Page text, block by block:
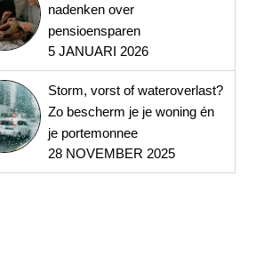
nadenken over
pensioensparen
5 JANUARI 2026
Storm, vorst of wateroverlast?
Zo bescherm je je woning én
je portemonnee
28 NOVEMBER 2025